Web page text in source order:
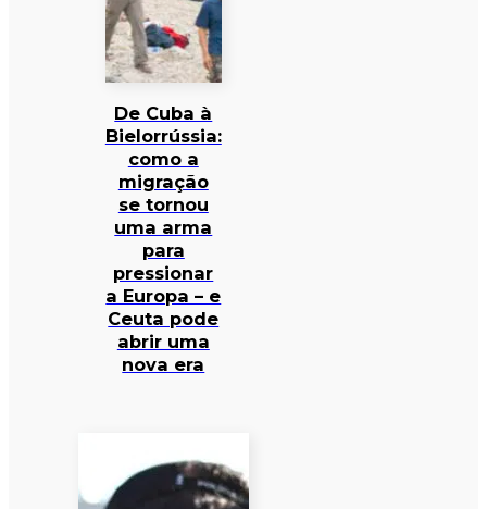
De Cuba à
Bielorrússia:
como a
migração
se tornou
uma arma
para
pressionar
a Europa – e
Ceuta pode
abrir uma
nova era